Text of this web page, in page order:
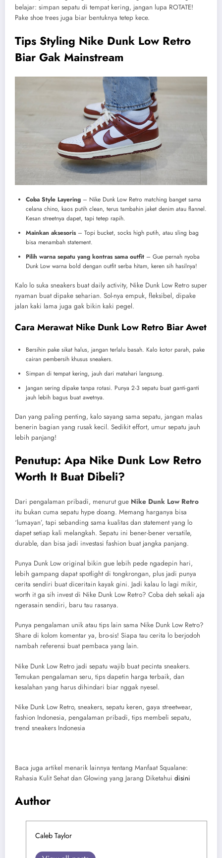
belajar: simpan sepatu di tempat kering, jangan lupa ROTATE!
Pake shoe trees juga biar bentuknya tetep kece.
Tips Styling Nike Dunk Low Retro
Biar Gak Mainstream
Coba Style Layering – Nike Dunk Low Retro matching banget sama
celana chino, kaos putih clean, terus tambahin jaket denim atau flannel.
Kesan streetnya dapet, tapi tetep rapih.
Mainkan aksesoris– Topi bucket, socks high putih, atau sling bag
bisa menambah statement.
Pilih warna sepatu yang kontras sama outfit – Gue pernah nyoba
Dunk Low warna bold dengan outfit serba hitam, keren sih hasilnya!
Kalo lo suka sneakers buat daily activity, Nike Dunk Low Retro super
nyaman buat dipake seharian. Sol-nya empuk, fleksibel, dipake
jalan kaki lama juga gak bikin kaki pegel.
Cara Merawat Nike Dunk Low Retro Biar Awet
Bersihin pake sikat halus, jangan terlalu basah. Kalo kotor parah, pake
cairan pembersih khusus sneakers.
Simpan di tempat kering, jauh dari matahari langsung.
Jangan sering dipake tanpa rotasi. Punya 2-3 sepatu buat ganti-ganti
jauh lebih bagus buat awetnya.
Dan yang paling penting, kalo sayang sama sepatu, jangan malas
benerin bagian yang rusak kecil. Sedikit effort, umur sepatu jauh
lebih panjang!
Penutup: Apa Nike Dunk Low Retro
Worth It Buat Dibeli?
Dari pengalaman pribadi, menurut gue Nike Dunk Low Retro
itu bukan cuma sepatu hype doang. Memang harganya bisa
‘lumayan’, tapi sebanding sama kualitas dan statement yang lo
dapet setiap kali melangkah. Sepatu ini bener-bener versatile,
durable, dan bisa jadi investasi fashion buat jangka panjang.
Punya Dunk Low original bikin gue lebih pede ngadepin hari,
lebih gampang dapat spotlight di tongkrongan, plus jadi punya
cerita sendiri buat diceritain kayak gini. Jadi kalau lo lagi mikir,
worth it ga sih invest di Nike Dunk Low Retro? Coba deh sekali aja
ngerasain sendiri, baru tau rasanya.
Punya pengalaman unik atau tips lain sama Nike Dunk Low Retro?
Share di kolom komentar ya, bro-sis! Siapa tau cerita lo berjodoh
nambah referensi buat pembaca yang lain.
Nike Dunk Low Retro jadi sepatu wajib buat pecinta sneakers.
Temukan pengalaman seru, tips dapetin harga terbaik, dan
kesalahan yang harus dihindari biar nggak nyesel.
Nike Dunk Low Retro, sneakers, sepatu keren, gaya streetwear,
fashion Indonesia, pengalaman pribadi, tips membeli sepatu,
trend sneakers Indonesia
Baca juga artikel menarik lainnya tentang Manfaat Squalane:
Rahasia Kulit Sehat dan Glowing yang Jarang Diketahui disini
Author
Caleb Taylor